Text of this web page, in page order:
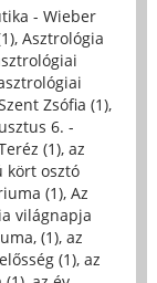
- Wieber
, Asztrológia
Zsófia (1),
6. -
(1), az
kört osztó
(1), Az
világnapja
(1), az
(1), az